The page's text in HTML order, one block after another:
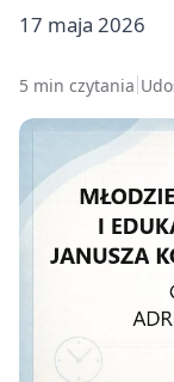
17 maja 2026
5 min czytania